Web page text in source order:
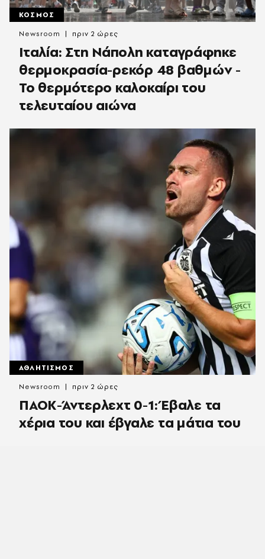
ΚΟΣΜΟΣ
Ιταλία: Στη Νάπολη καταγράφηκε
θερμοκρασία-ρεκόρ 48 βαθμών -
To θερμότερο καλοκαίρι του
τελευταίου αιώνα
Newsroom πριν 2 ώρες
ΑΘΛΗΤΙΣΜΟΣ
ΠΑΟΚ-Άντερλεχτ 0-1: Έβαλε τα
χέρια του και έβγαλε τα μάτια του
Newsroom πριν 2 ώρες